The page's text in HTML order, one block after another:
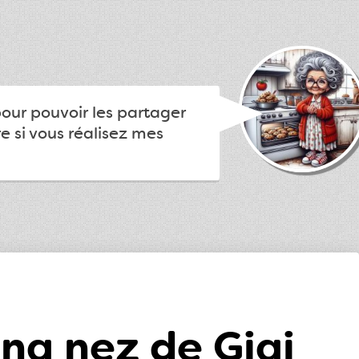
pouvoir les partager
si vous réalisez mes
nez de Gigi